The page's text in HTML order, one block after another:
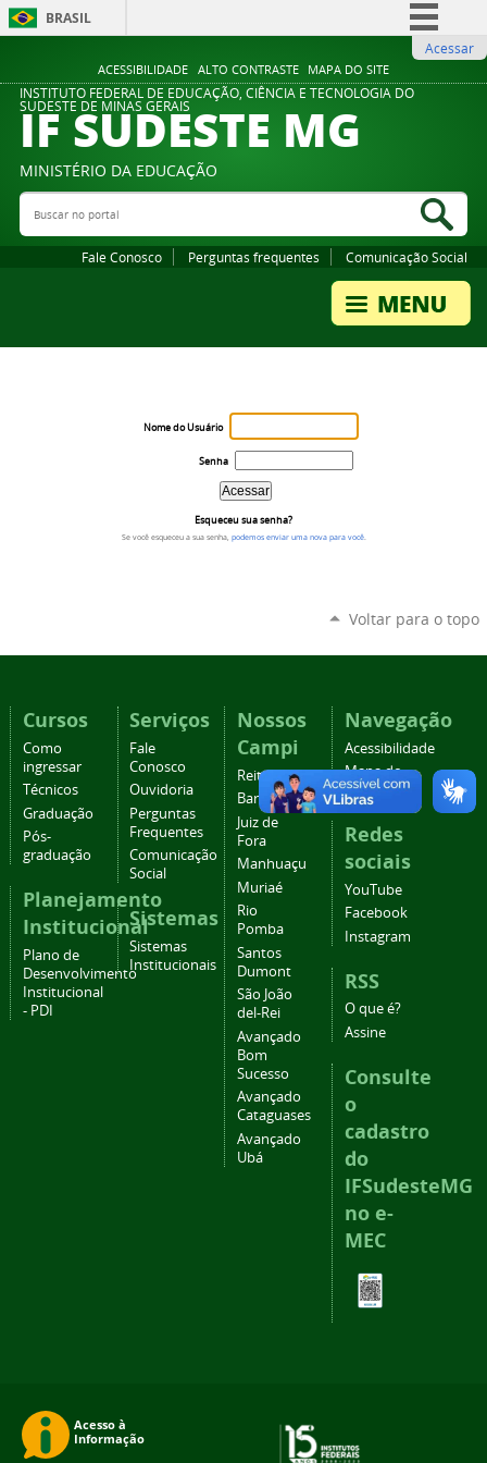
ACESSIBILIDADE ALTO CONTRASTE MAPA DO SITE
BRASIL
Comunica BR
Participe
Legislação
Acessar
INSTITUTO FEDERAL DE EDUCAÇÃO, CIÊNCIA E TECNOLOGIA DO
SUDESTE DE MINAS GERAIS
IF SUDESTE MG
MINISTÉRIO DA EDUCAÇÃO
Buscar no portal
Fale Conosco Perguntas frequentes Comunicação Social
Nome do Usuário
Senha
Esqueceu sua senha?
Se você esqueceu a sua senha, podemos enviar uma nova para você.
Voltar para o topo
Cursos
Como
ingressar
Técnicos
Graduação
Pós-
graduação
Planejamento
Institucional
Plano de
Desenvolvimento
Institucional
- PDI
Serviços
Fale
Conosco
Ouvidoria
Perguntas
Frequentes
Comunicação
Social
Sistemas
Sistemas
Institucionais
Nossos
Campi
Reitoria
Barbacena
Juiz de
Fora
Manhuaçu
Muriaé
Rio
Pomba
Santos
Dumont
São João
del-Rei
Avançado
Bom
Sucesso
Avançado
Cataguases
Avançado
Ubá
Navegação
Acessibilidade
Mapa do
site
Redes
sociais
YouTube
Facebook
Instagram
RSS
O que é?
Assine
Consulte
o
cadastro
do
IFSudesteMG
no e-
MEC